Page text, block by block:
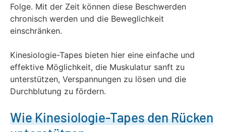
Folge. Mit der Zeit können diese Beschwerden
chronisch werden und die Beweglichkeit
einschränken.
Kinesiologie-Tapes bieten hier eine einfache und
effektive Möglichkeit, die Muskulatur sanft zu
unterstützen, Verspannungen zu lösen und die
Durchblutung zu fördern.
Wie Kinesiologie-Tapes den Rücken